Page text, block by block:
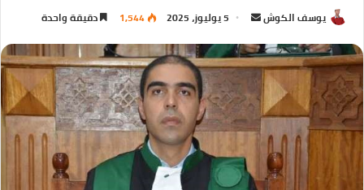
يوسف الكوش 5 يوليوز، 2025 1,544 دقيقة واحدة